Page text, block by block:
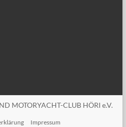
MOTORYACHT-CLUB HÖRI e.V.
Impressum